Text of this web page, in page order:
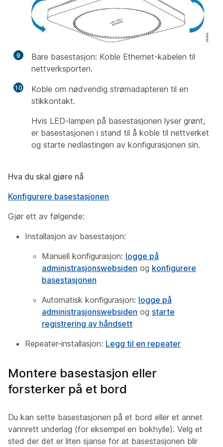
9
Bare basestasjon: Koble Ethernet-kabelen til
nettverksporten.
10
Koble om nødvendig strømadapteren til en
stikkontakt.
Hvis LED-lampen på basestasjonen lyser grønt,
er basestasjonen i stand til å koble til nettverket
og starte nedlastingen av konfigurasjonen sin.
Hva du skal gjøre nå
Konfigurere basestasjonen
Gjør ett av følgende:
Installasjon av basestasjon:
Manuell konfigurasjon: logge på
administrasjonswebsiden og konfigurere
basestasjonen
Automatisk konfigurasjon: logge på
administrasjonswebsiden og starte
registrering av håndsett
Repeater-installasjon: Legg til en repeater
Montere basestasjon eller
forsterker på et bord
Du kan sette basestasjonen på et bord eller et annet
vannrett underlag (for eksempel en bokhylle). Velg et
sted der det er liten sjanse for at basestasjonen blir